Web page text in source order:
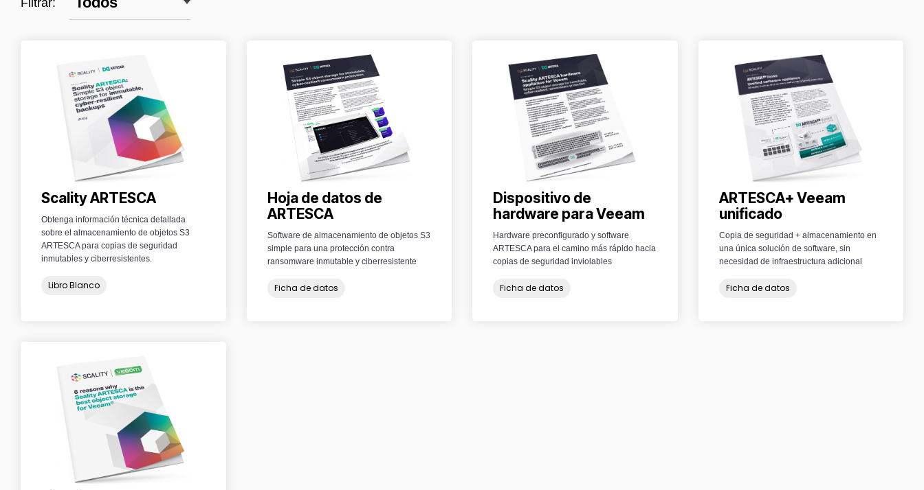
Scality ARTESCA
Obtenga información técnica detallada
sobre el almacenamiento de objetos S3
ARTESCA para copias de seguridad
inmutables y ciberresistentes.
Libro Blanco
Hoja de datos de
ARTESCA
Software de almacenamiento de objetos S3
simple para una protección contra
ransomware inmutable y ciberresistente
Ficha de datos
Dispositivo de
hardware para Veeam
Hardware preconfigurado y software
ARTESCA para el camino más rápido hacia
copias de seguridad inviolables
Ficha de datos
ARTESCA+ Veeam
unificado
Copia de seguridad + almacenamiento en
una única solución de software, sin
necesidad de infraestructura adicional
Ficha de datos